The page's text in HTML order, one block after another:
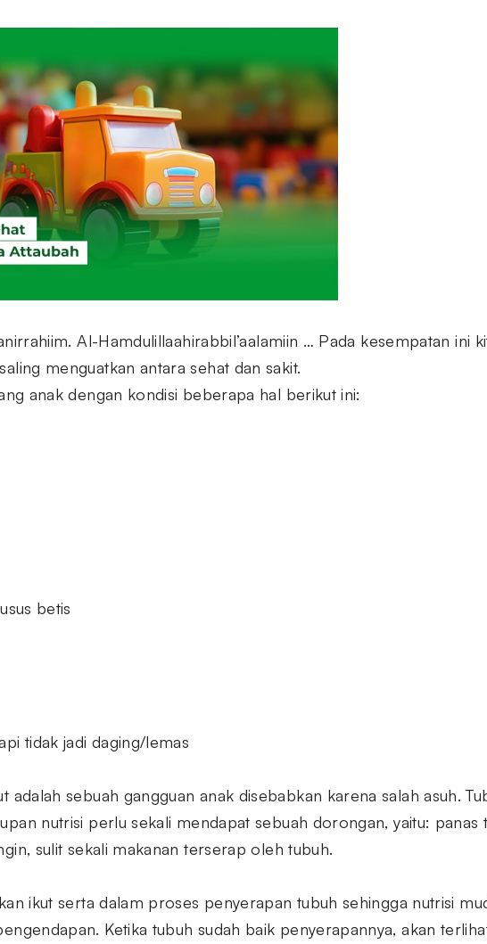
Al-Hamdulillaahirabbil’aalamiin … Pada kesempatan ini
menguatkan antara sehat dan sakit.
anak dengan kondisi beberapa hal berikut ini:
betis
tidak jadi daging/lemas
adalah sebuah gangguan anak disebabkan karena salah asuh.
nutrisi perlu sekali mendapat sebuah dorongan, yaitu: panas
sulit sekali makanan terserap oleh tubuh.
ikut serta dalam proses penyerapan tubuh sehingga nutrisi
Ketika tubuh sudah baik penyerapannya, akan